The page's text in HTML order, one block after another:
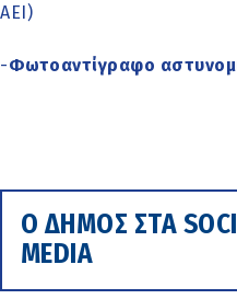
ΑΕΙ)
-Φωτοαντίγραφο
Ο ΔΗΜΟΣ ΣΤΑ
MEDIA